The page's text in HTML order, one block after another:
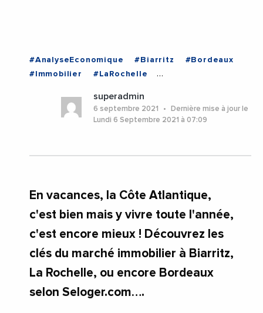
#AnalyseEconomique #Biarritz
#Bordeaux
#Immobilier
#LaRochelle
#LaRochelle
#NouvelleAquitaine
superadmin
6 septembre 2021
Dernière mise à jour le
Lundi 6 Septembre 2021 à 07:09
En vacances, la Côte Atlantique,
c'est bien mais y vivre toute l'année,
c'est encore mieux ! Découvrez les
clés du marché immobilier à Biarritz,
La Rochelle, ou encore Bordeaux
selon Seloger.com….